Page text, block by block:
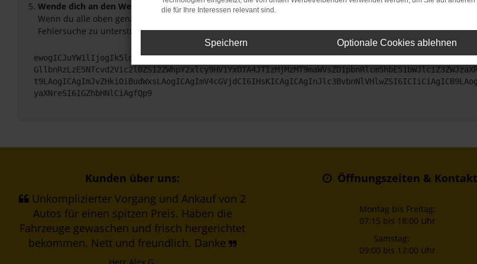
Wende dich an den Webseitenbetreiber.
Wenn du alle oben genannten Schritte versucht hast, kontaktiere uns bitte. Wir werden versuchen, das
Fehlersuche zu unterstützen:
yaXNreSI6IGZhbHNlCiAgfQp9
Kunden über uns:
Unkomplizierter Vorgang und Ankauf von 2
Autos für einen spitzen Preis. Haben die
Fahrzeuge gewaschen und frisch hergerichtet
bekommen. Nett und freundlich. Danke
Öffnungszeiten & Kontakt
Montag bis Freitag:
07:15 bis 18:00 Uhr
Samstag:
09:00 bis 12:00 Uhr
die für Ihre Interessen relevant sind.
Speichern Optionale Cookies ablehnen